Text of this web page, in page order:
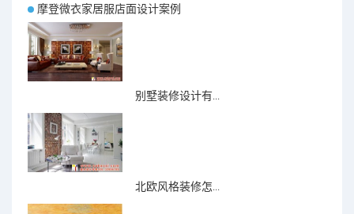
摩登微衣家居服店面设计案例
别墅装修设计有...
北欧风格装修怎...